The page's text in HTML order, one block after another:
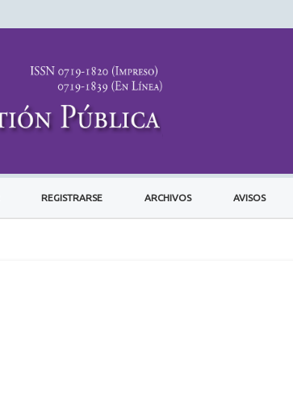
REGISTRARSE ARCHIVOS AVISOS